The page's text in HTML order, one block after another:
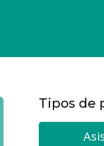
Tipos de